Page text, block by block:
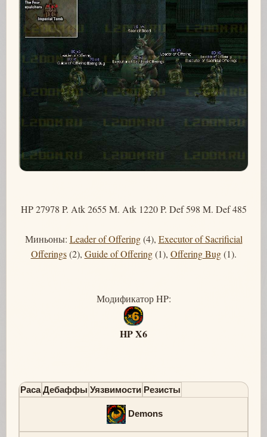
HP 27978 P. Atk 2655 M. Atk 1220 P. Def 598 M. Def 485
Миньоны: Leader of Offering(4), Executor of Sacrificial
Offerings(2), Guide of Offering(1), Offering Bug(1).
Модификатор HP:
HP X6
Раса Дебаффы Уязвимости Резисты
Demons